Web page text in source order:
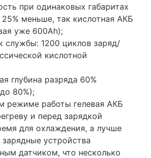
при одинаковых габаритах
меньше, так кислотная АКБ
уже 600Ah);
службы: 1200 циклов заряд/
кислотной
глубина разряда 60%
80%);
режиме работы гелевая АКБ
и перед зарядкой
для охлаждения, а лучше
зарядные устройства
датчиком, что несколько